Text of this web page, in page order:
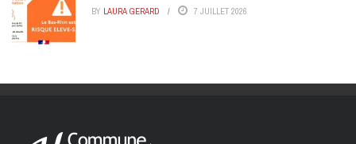
BY LAURA GERARD 7 JUILLET 2026